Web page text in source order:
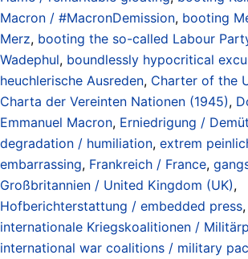
Macron / #MacronDemission, booting
Merz, booting the so-called Labour
Wadephul, boundlessly hypocritical
heuchlerische Ausreden, Charter of the
Charta der Vereinten Nationen (1945),
Emmanuel Macron, Erniedrigung /
degradation / humiliation, extrem
embarrassing, Frankreich / France,
Großbritannien / United Kingdom (UK),
Hofberichterstattung / embedded press,
internationale Kriegskoalitionen /
international war coalitions / military